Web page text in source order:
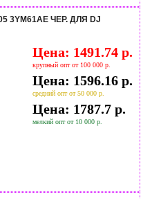
3YM61AE ЧЕР. ДЛЯ DJ
Цена: 1491.74 р.
крупный опт от 100 000 р.
Цена: 1596.16 р.
средний опт от 50 000 р.
Цена: 1787.7 р.
мелкий опт от 10 000 р.